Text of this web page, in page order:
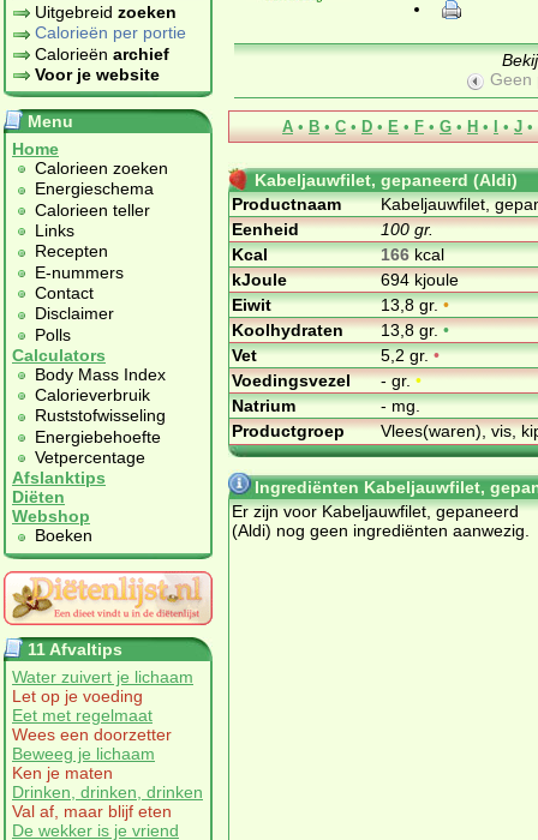
Uitgebreid zoeken
Calorieën per portie
Calorieën archief
Voor je website
Menu
Home
Calorieen zoeken
Energieschema
Calorieen teller
Links
Recepten
E-nummers
Contact
Disclaimer
Polls
Calculators
Body Mass Index
Calorieverbruik
Ruststofwisseling
Energiebehoefte
Vetpercentage
Afslanktips
Diëten
Webshop
Boeken
11 Afvaltips
Water zuivert je lichaam
Let op je voeding
Eet met regelmaat
Wees een doorzetter
Beweeg je lichaam
Ken je maten
Drinken, drinken, drinken
Val af, maar blijf eten
De wekker is je vriend
Geen
A • B • C • D • E • F • G • H • I • J •
Kabeljauwfilet, gepaneerd (Aldi)
Productnaam
Kabeljauwfilet,
Eenheid
100 gr.
Kcal
166kcal
kJoule
694 kjoule
Eiwit
13,8 gr.•
Koolhydraten
13,8 gr.•
Vet
5,2 gr.•
Voedingsvezel
- gr.•
Natrium
- mg.
Productgroep
Vlees(waren), vis,
Ingrediënten Kabeljauwfilet,
Er zijn voor Kabeljauwfilet, gepaneerd
(Aldi) nog geen ingrediënten aanwezig.